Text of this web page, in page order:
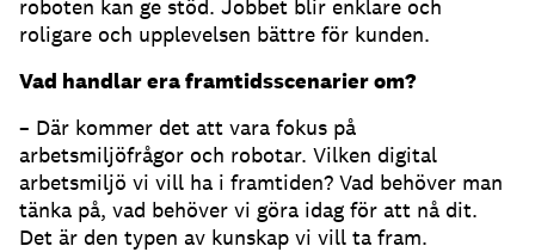
roboten kan ge stöd. Jobbet blir enklare och
roligare och upplevelsen bättre för kunden.
Vad handlar era framtidsscenarier om?
– Där kommer det att vara fokus på
arbetsmiljöfrågor och robotar. Vilken digital
arbetsmiljö vi vill ha i framtiden? Vad behöver man
tänka på, vad behöver vi göra idag för att nå dit.
Det är den typen av kunskap vi vill ta fram.